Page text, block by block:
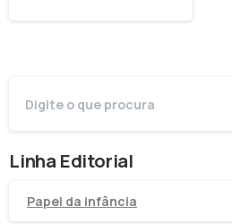
Linha Editorial
Papel da infância